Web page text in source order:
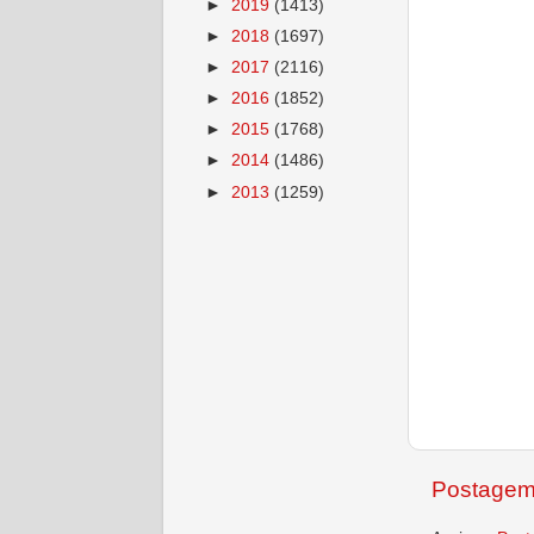
► 2019 (1413)
► 2018 (1697)
► 2017 (2116)
► 2016 (1852)
► 2015 (1768)
► 2014 (1486)
► 2013 (1259)